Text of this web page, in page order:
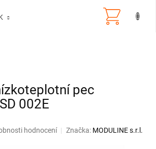
pec
002E
hodnocení Značka: MODULINE s.r.l.